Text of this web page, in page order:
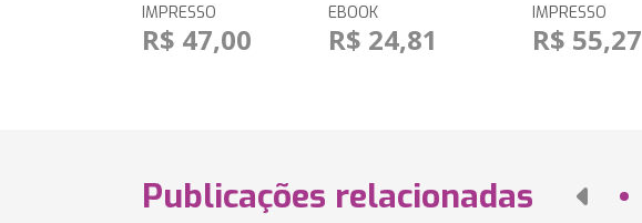
IMPRESSO
R$ 47,00
EBOOK
R$ 24,81
IMPRESSO
R$ 55,27
Publicações relacionadas